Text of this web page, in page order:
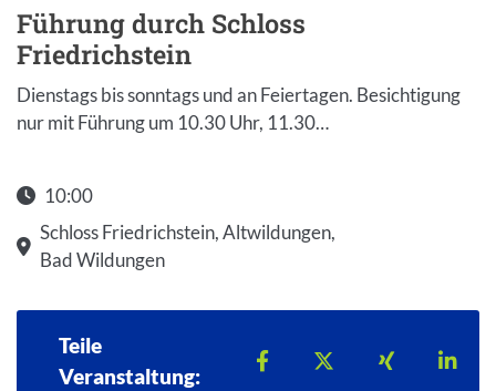
Führung durch Schloss
Friedrichstein
Dienstags bis sonntags und an Feiertagen. Besichtigung
nur mit Führung um 10.30 Uhr, 11.30…
10:00
Schloss Friedrichstein, Altwildungen,
Bad Wildungen
Teile
Veranstaltung:
Teilen auf Facebook
Teilen auf X
Teilen auf